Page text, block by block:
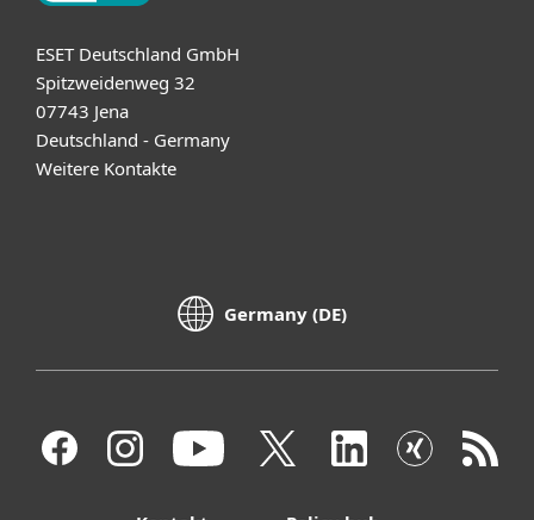
ESET Deutschland GmbH
Spitzweidenweg 32
07743 Jena
Deutschland - Germany
Weitere Kontakte
Germany (DE)